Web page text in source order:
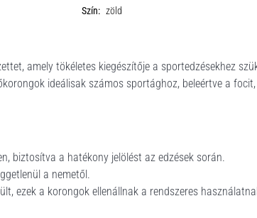
Szín: zöld
amely tökéletes kiegészítője a sportedzésekhez
ideálisak számos sportághoz, beleértve a
biztosítva a hatékony jelölést az edzések során.
a nemetől.
ezek a korongok ellenállnak a rendszeres